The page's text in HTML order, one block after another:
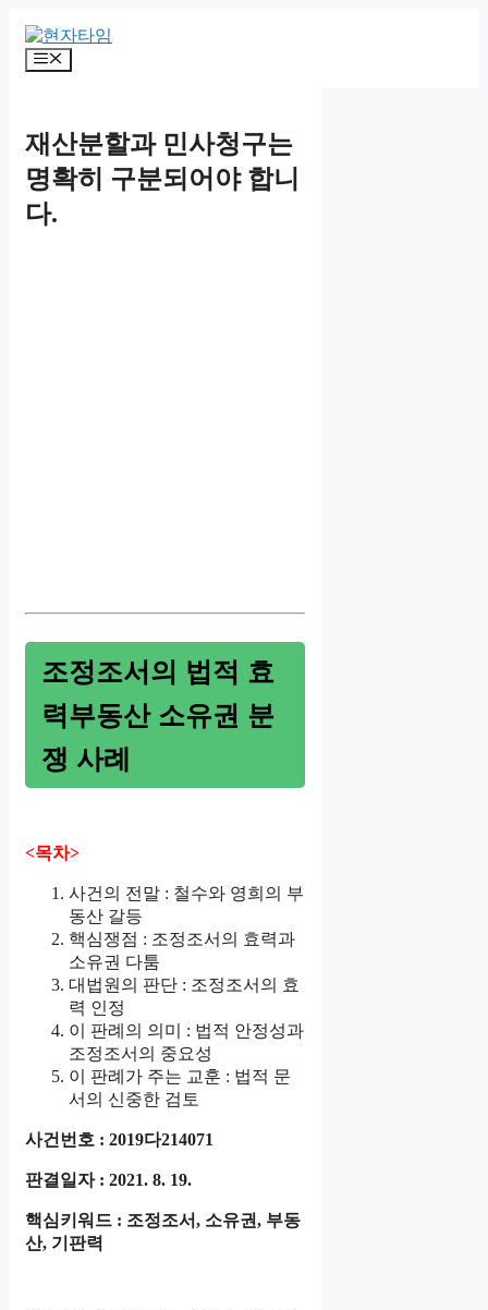
content Menu
재산분할과 민사청구는
명확히 구분되어야 합니
다.
조정조서의 법적 효
력부동산 소유권 분
쟁 사례
<목차>
사건의 전말 : 철수와 영희의 부
동산 갈등
핵심쟁점 : 조정조서의 효력과
소유권 다툼
대법원의 판단 : 조정조서의 효
력 인정
이 판례의 의미 : 법적 안정성과
조정조서의 중요성
이 판례가 주는 교훈 : 법적 문
서의 신중한 검토
사건번호 : 2019다214071
판결일자 : 2021. 8. 19.
핵심키워드 : 조정조서, 소유권, 부동
산, 기판력